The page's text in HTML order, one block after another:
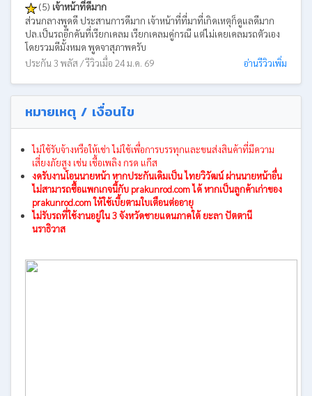
(5) เจ้าหน้าที่ดีมาก
ส่วนกลางพูดดี ประสานการดีมาก เจ้าหน้าที่ที่มาที่เกิดเหตุก็ดูแลดีมาก
ปล.เป็นรถอีกคันที่เรียกเคลม เรียกเคลมคู่กรณี แต่ไม่เคยเคลมรถตัวเอง
โดยรวมดีมั้งหมด พูดจาสุภาพครับ
ประกัน 3 พลัส / รีวิวเมื่อ 24 ม.ค. 69
อ่านรีวิวเพิ่ม
หมายเหตุ / เงื่อนไข
ไม่ใช้รับจ้างหรือให้เช่า ไม่ใช้เพื่อการบรรทุกและขนส่งสินค้าที่มีความ
เสี่ยงภัยสูง เช่น เชื้อเพลิง กรด แก๊ส
งดรับงานโอนนายหน้า หากประกันเดิมเป็น ไทยวิวัฒน์ ผ่านนายหน้าอื่น
ไม่สามารถซื้อแพกเกจนี้กับ prakunrod.com ได้ หากเป็นลูกค้าเก่าของ
prakunrod.com ให้ใช้เบี้ยตามใบเตือนต่ออายุ
ไม่รับรถที่ใช้งานอยู่ใน 3 จังหวัดชายแดนภาคใต้ ยะลา ปัตตานี
นราธิวาส